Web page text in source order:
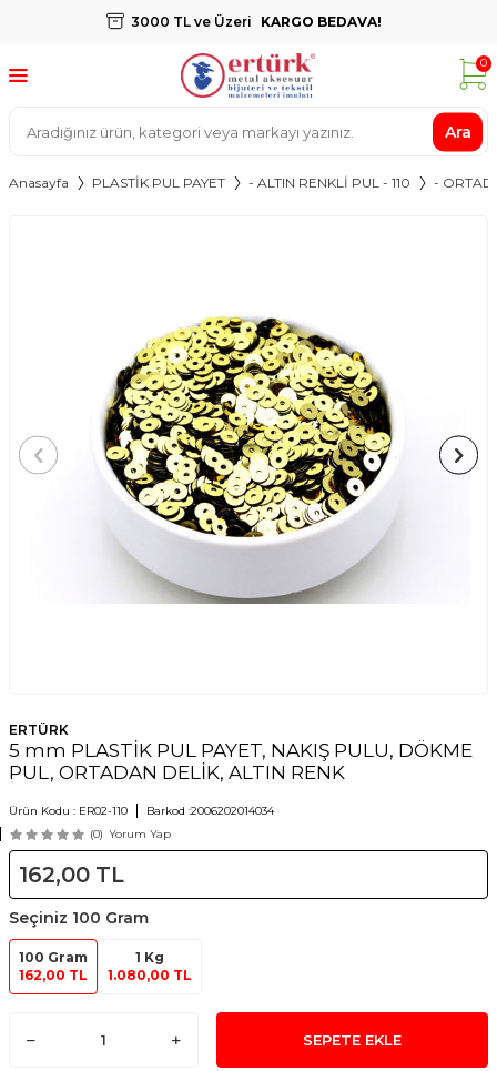
3000 TL ve Üzeri KARGO BEDAVA!
Ara
0
Anasayfa PLASTİK PUL PAYET - ALTIN RENKLİ PUL - 110 -
ERTÜRK
5 mm PLASTİK PUL PAYET, NAKIŞ PULU, DÖKME
PUL, ORTADAN DELİK, ALTIN RENK
Ürün Kodu : ER02-110 Barkod :2006202014034
(0) Yorum Yap
162,00 TL
Seçiniz 100 Gram
100 Gram
162,00 TL
1 Kg
1.080,00 TL
SEPETE EKLE